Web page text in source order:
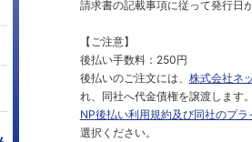
請求書の記載事項に従って発行日
【ご注意】
後払い手数料：250円
後払いのご注文には、 株式会社ネ
れ、同社へ代金債権を譲渡します。
NP後払い利用規約及び同社のプラ
選択ください。